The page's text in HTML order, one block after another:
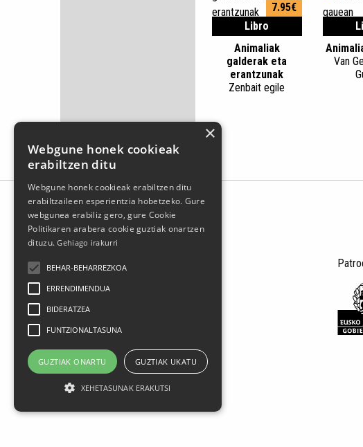
Libro
7.95€
Animaliak
galderak eta
erantzunak
Zenbait egile
Van
Tel.: 94 681 80 66
gerediaga@durangokoazoka.eus
×
Webgune honek cookieak
erabiltzen ditu
Webgune honek cookieak erabiltzen ditu
erabiltzaileen esperientzia hobetzeko. Gure
webgunea erabiliz gero, gure Cookie
Politikaren arabera cookie guztiak onartzen
dituzu.Gehiago irakurri
BEHAR-BEHARREZKOA
ERRENDIMENDUA
BIDERATZEA
FUNTZIONALTASUNA
GUZTIAK ONARTU GUZTIAK UKATU
XEHETASUNAK ERAKUTSI